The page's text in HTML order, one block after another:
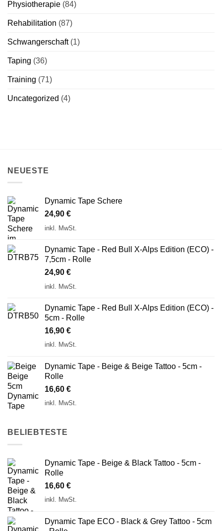
Physiotherapie (84)
Rehabilitation (87)
Schwangerschaft(1)
Taping (36)
Training (71)
Uncategorized (4)
NEUESTE
Dynamic Tape Schere
24,90 €
inkl. MwSt.
Dynamic Tape - Red Bull X-Alps Edition (ECO) -
7,5cm - Rolle
24,90 €
inkl. MwSt.
Dynamic Tape - Red Bull X-Alps Edition (ECO) -
5cm - Rolle
16,90 €
inkl. MwSt.
Dynamic Tape - Beige & Beige Tattoo - 5cm -
Rolle
16,60 €
inkl. MwSt.
BELIEBTESTE
Dynamic Tape - Beige & Black Tattoo - 5cm -
Rolle
16,60 €
inkl. MwSt.
Dynamic Tape ECO - Black & Grey Tattoo - 5cm